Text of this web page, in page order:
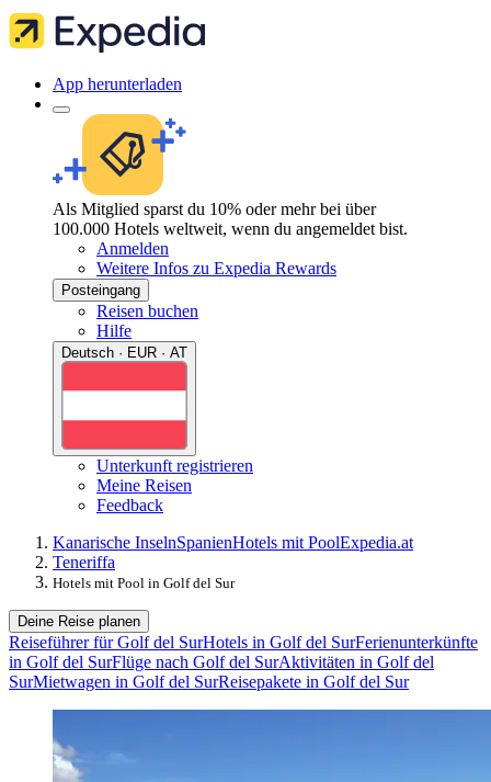
App herunterladen
Als Mitglied sparst du 10% oder mehr bei über
100.000 Hotels weltweit, wenn du angemeldet bist.
Anmelden
Weitere Infos zu Expedia Rewards
Posteingang
Reisen buchen
Hilfe
Deutsch · EUR · AT
Unterkunft registrieren
Meine Reisen
Feedback
Kanarische InselnSpanienHotels mit PoolExpedia.at
Teneriffa
Hotels mit Pool in Golf del Sur
Deine Reise planen
Reiseführer für Golf del SurHotels in Golf del SurFerienunterkünfte
in Golf del SurFlüge nach Golf del SurAktivitäten in Golf del
SurMietwagen in Golf del SurReisepakete in Golf del Sur